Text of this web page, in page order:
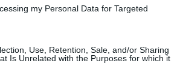
my Personal Data for Targeted
Use, Retention, Sale, and/or Sharing
Is Unrelated with the Purposes for which it